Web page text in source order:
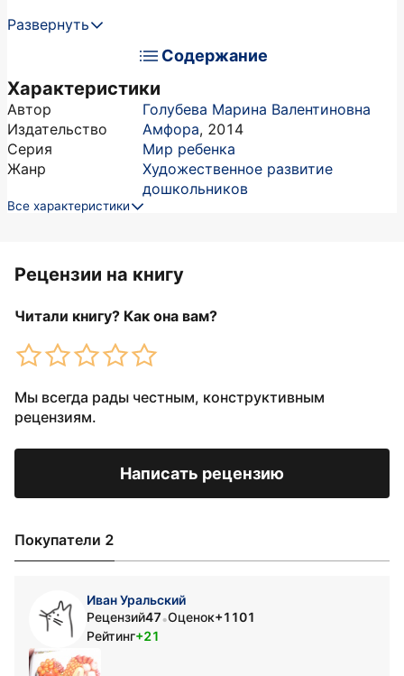
Развернуть
Содержание
Характеристики
Автор
Голубева Марина Валентиновна
Издательство
Амфора, 2014
Серия
Мир ребенка
Жанр
Художественное развитие
дошкольников
Все характеристики
Рецензии на книгу
Читали книгу? Как она вам?
Мы всегда рады честным, конструктивным
рецензиям.
Написать рецензию
Покупатели 2
Иван Уральский
Рецензий47•Оценок+1101
Рейтинг+21